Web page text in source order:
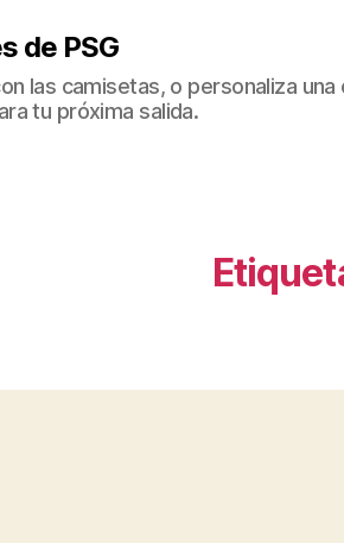
de PSG
las camisetas, o personaliza una
tu próxima salida.